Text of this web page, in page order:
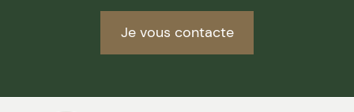
Je vous contacte